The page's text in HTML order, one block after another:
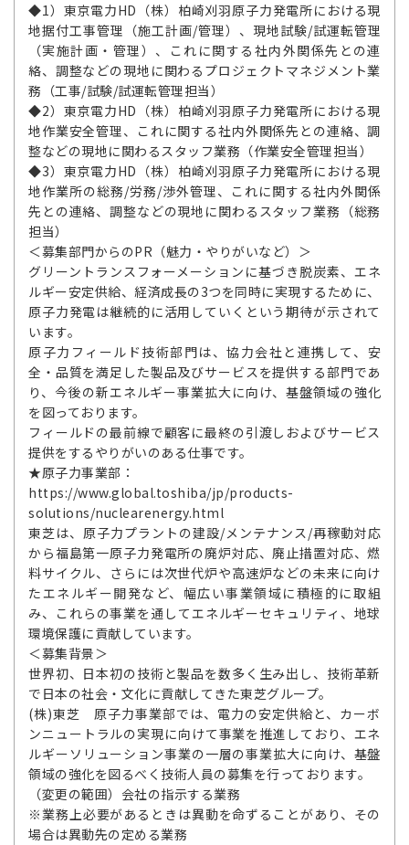
◆1）東京電力HD（株）柏崎刈羽原子力発電所における現
地据付工事管理（施工計画/管理）、現地試験/試運転管理
（実施計画・管理）、これに関する社内外関係先との連
絡、調整などの現地に関わるプロジェクトマネジメント業
務（工事/試験/試運転管理担当）
◆2）東京電力HD（株）柏崎刈羽原子力発電所における現
地作業安全管理、これに関する社内外関係先との連絡、調
整などの現地に関わるスタッフ業務（作業安全管理担当）
◆3）東京電力HD（株）柏崎刈羽原子力発電所における現
地作業所の総務/労務/渉外管理、これに関する社内外関係
先との連絡、調整などの現地に関わるスタッフ業務（総務
担当）
＜募集部門からのPR（魅力・やりがいなど）＞
グリーントランスフォーメーションに基づき脱炭素、エネ
ルギー安定供給、経済成長の3つを同時に実現するために、
原子力発電は継続的に活用していくという期待が示されて
います。
原子力フィールド技術部門は、協力会社と連携して、安
全・品質を満足した製品及びサービスを提供する部門であ
り、今後の新エネルギー事業拡大に向け、基盤領域の強化
を図っております。
フィールドの最前線で顧客に最終の引渡しおよびサービス
提供をするやりがいのある仕事です。
★原子力事業部：
https://www.global.toshiba/jp/products-
solutions/nuclearenergy.html
東芝は、原子力プラントの建設/メンテナンス/再稼動対応
から福島第一原子力発電所の廃炉対応、廃止措置対応、燃
料サイクル、さらには次世代炉や高速炉などの未来に向け
たエネルギー開発など、幅広い事業領域に積極的に取組
み、これらの事業を通してエネルギーセキュリティ、地球
環境保護に貢献しています。
＜募集背景＞
世界初、日本初の技術と製品を数多く生み出し、技術革新
で日本の社会・文化に貢献してきた東芝グループ。
(株)東芝 原子力事業部では、電力の安定供給と、カーボ
ンニュートラルの実現に向けて事業を推進しており、エネ
ルギーソリューション事業の一層の事業拡大に向け、基盤
領域の強化を図るべく技術人員の募集を行っております。
（変更の範囲）会社の指示する業務
※業務上必要があるときは異動を命ずることがあり、その
場合は異動先の定める業務